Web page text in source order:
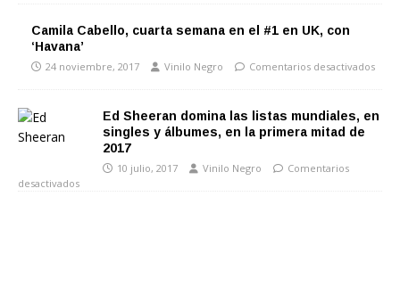
Camila Cabello, cuarta semana en el #1 en UK, con
‘Havana’
24 noviembre, 2017 Vinilo Negro Comentarios desactivados
Ed Sheeran domina las listas mundiales, en
singles y álbumes, en la primera mitad de
2017
10 julio, 2017 Vinilo Negro
Comentarios
desactivados